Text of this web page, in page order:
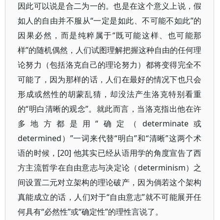
因此可以说是合二为一的。也是在这个意义上说，假
如人的自由并不服从“一定是如此、不可能不如此”的
因果必然，而是纯粹属于“既可能这样、也可能那
样”的随机偶然，人们试图理解把握这种自由的任何理
论努力（包括洛克自己的理论努力）都将变得完全不
可能了，因为那样的话，人们在最好的情况下也只会
形成或然性的胡蒙乱猜，却没法产生洛克特别看重
的“明白清晰的观念”。就此而言，当洛克指出他在许
多地方都是用“确定（determinate或
determined）”一词来代替“明白”和“清晰”这两个术
语的时候，[20] 他其实已经从语用学的角度宣告了西
方主流哲学在自由意志与决定论（determinism）之
间设置二元对立架构的理论破产，因为倘若这个架构
真能成立的话，人们对于“自由意志”就不可能展开任
何具有“必然性”或“确定性”的理性言说了。